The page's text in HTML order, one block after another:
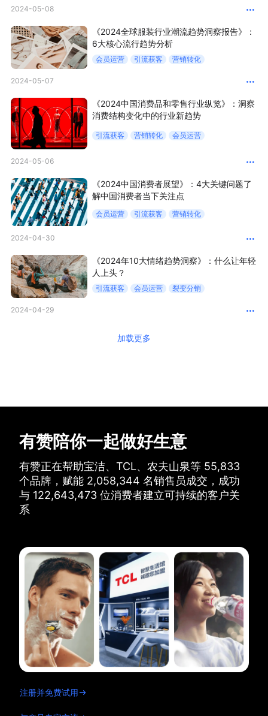
入驻有赞 认证代理商
有赞云 数据通服务
2024-05-08
《2024全球服装行业潮流趋势洞察报告》：
6大核心流行趋势分析
会员运营 引流获客 营销转化
2024-05-07
《2024中国消费品和零售行业纵览》：洞察
消费结构变化中的行业新趋势
引流获客 营销转化 会员运营
2024-05-06
《2024中国消费者展望》：4大关键问题了
解中国消费者当下关注点
会员运营 引流获客 营销转化
2024-04-30
《2024年10大情绪趋势洞察》：什么让年轻
人上头？
引流获客 会员运营 裂变分销
2024-04-29
加载更多
有赞陪你一起做好生意
有赞正在帮助宝洁、TCL、农夫山泉等 55,833
个品牌， 赋能 2,058,344 名销售员成交， 成功
与 122,643,473 位消费者建立可持续的客户关
系
注册并免费试用